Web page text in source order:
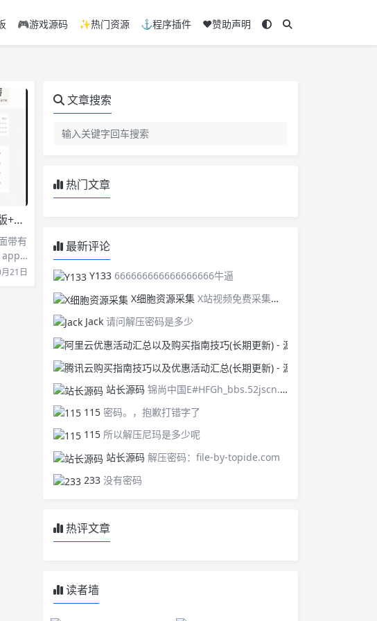
🎮游戏源码 ✨热门资源 ⚓程序插件 ❤️赞助声明
APP
带有
app
21日
文章搜索
热门文章
最新评论
Y133 666666666666666666牛逼
X细胞资源采集 X站视频免费采集，可以适配此CMS，含免费模板。有需要的站长可以看看xxibaozyw.com
Jack 请问解压密码是多少
站长源码 锦尚中国E#HFGh_bbs.52jscn.comEYzhibo8
115 密码。，抱歉打错字了
115 所以解压尼玛是多少呢
站长源码 解压密码：file-by-topide.com
233 没有密码
热评文章
读者墙